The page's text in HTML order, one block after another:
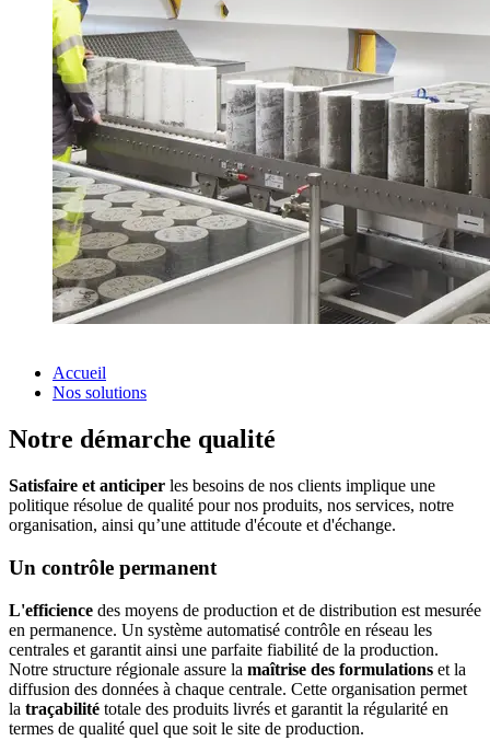
Accueil
Nos solutions
Notre démarche qualité
Satisfaire et anticiper les besoins de nos clients implique une
politique résolue de qualité pour nos produits, nos services, notre
organisation, ainsi qu’une attitude d'écoute et d'échange.
Un contrôle permanent
L'efficience des moyens de production et de distribution est mesurée
en permanence. Un système automatisé contrôle en réseau les
centrales et garantit ainsi une parfaite fiabilité de la production.
Notre structure régionale assure la maîtrise des formulations et la
diffusion des données à chaque centrale. Cette organisation permet
la traçabilité totale des produits livrés et garantit la régularité en
termes de qualité quel que soit le site de production.